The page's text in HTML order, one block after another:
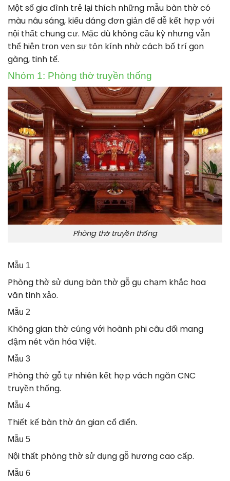
Một số gia đình trẻ lại thích những mẫu bàn thờ có
màu nâu sáng, kiểu dáng đơn giản để dễ kết hợp với
nội thất chung cư. Mặc dù không cầu kỳ nhưng vẫn
thể hiện trọn vẹn sự tôn kính nhờ cách bố trí gọn
gàng, tinh tế.
Nhóm 1: Phòng thờ truyền thống
Phòng thờ truyền thống
Mẫu 1
Phòng thờ sử dụng bàn thờ gỗ gụ chạm khắc hoa
văn tinh xảo.
Mẫu 2
Không gian thờ cúng với hoành phi câu đối mang
đậm nét văn hóa Việt.
Mẫu 3
Phòng thờ gỗ tự nhiên kết hợp vách ngăn CNC
truyền thống.
Mẫu 4
Thiết kế bàn thờ án gian cổ điển.
Mẫu 5
Nội thất phòng thờ sử dụng gỗ hương cao cấp.
Mẫu 6